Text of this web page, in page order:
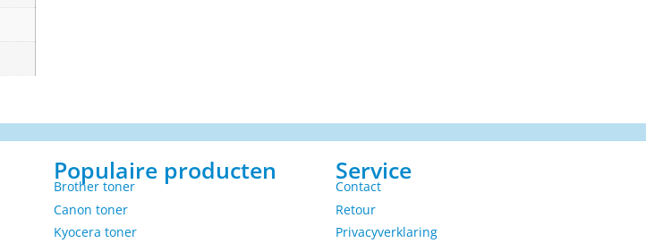
Populaire producten
Brother toner
Canon toner
Kyocera toner
Service
Contact
Retour
Privacyverklaring